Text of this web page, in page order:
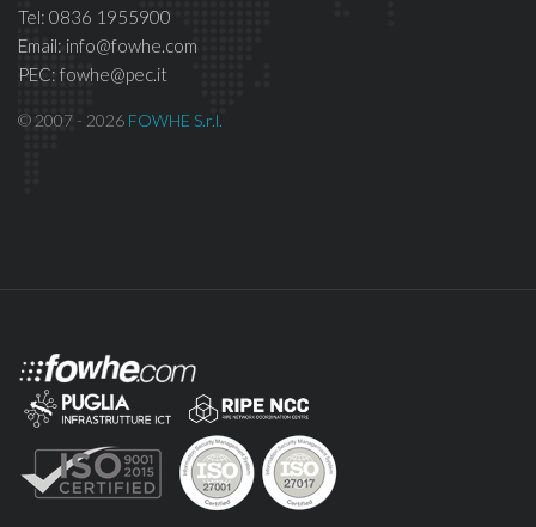
Tel: 0836 1955900
Email: info@fowhe.com
PEC: fowhe@pec.it
© 2007 - 2026 FOWHE S.r.l.